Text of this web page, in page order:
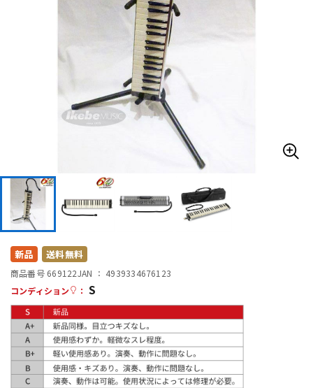
アンプ
DTM オンライン納品 レコーディング機器
配信/ライブ機器
新品 送料無料
商品番号 669122JAN ： 4939334676123
コンディション
： S